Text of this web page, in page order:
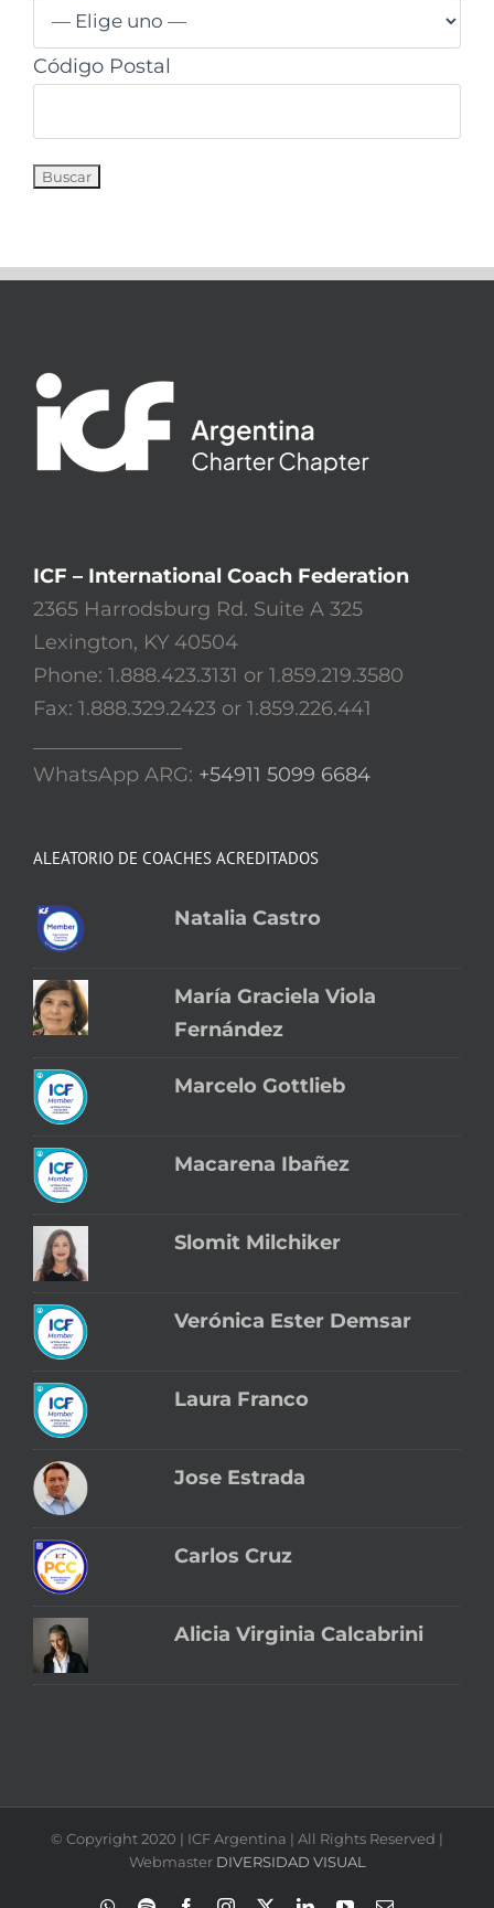
Código Postal
ICF – International Coach Federation
2365 Harrodsburg Rd. Suite A 325
Lexington, KY 40504
Phone: 1.888.423.3131 or 1.859.219.3580
Fax: 1.888.329.2423 or 1.859.226.441
WhatsApp ARG: +54911 5099 6684
ALEATORIO DE COACHES ACREDITADOS
Natalia Castro
María Graciela Viola
Fernández
Marcelo Gottlieb
Macarena Ibañez
Slomit Milchiker
Verónica Ester Demsar
Laura Franco
Jose Estrada
Carlos Cruz
Alicia Virginia Calcabrini
© Copyright 2020 | ICF Argentina | All Rights Reserved |
Webmaster DIVERSIDAD VISUAL